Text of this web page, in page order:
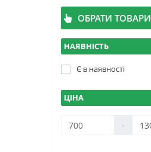
ОБРАТИ ТОВАРИ
НАЯВНІСТЬ
Є в наявності
ЦІНА
-